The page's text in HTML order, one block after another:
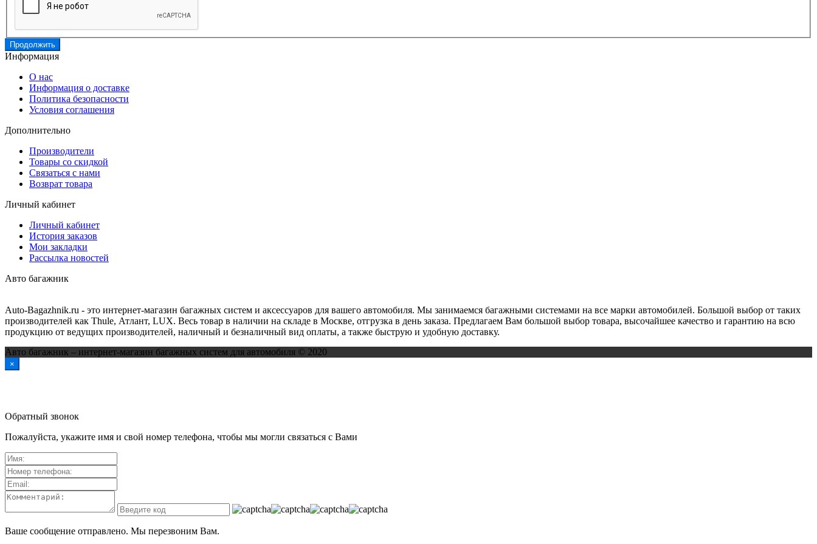
Продолжить
Информация
О нас
Информация о доставке
Политика безопасности
Условия соглашения
Дополнительно
Производители
Товары со скидкой
Связаться с нами
Возврат товара
Личный кабинет
Личный кабинет
История заказов
Мои закладки
Рассылка новостей
Авто багажник
Auto-Bagazhnik.ru - это интернет-магазин багажных систем и аксессуаров для вашего автомобиля. Мы занимаемся багажными системами на все марки автомобилей. Большой выбор от таких
производителей как Thule, Атлант, LUX. Весь товар в наличии на складе в Москве, отгрузка в день заказа. Предлагаем Вам большой выбор товара, высочайшее качество и гарантию на всю
продукцию от ведущих производителей, наличный и безналичный вид оплаты, а также быструю и удобную доставку.
Авто багажник – интернет-магазин багажных систем для автомобиля © 2020
×
Обратный звонок
Пожалуйста, укажите имя и свой номер телефона, чтобы мы могли связаться с Вами
Ваше сообщение отправлено. Мы перезвоним Вам.